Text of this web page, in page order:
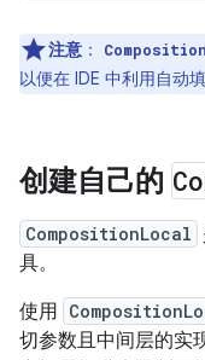
注意 ：
以便在 IDE 中利用自动
创建自己的
CompositionLocal
具。
使用
切参数且中间层的实